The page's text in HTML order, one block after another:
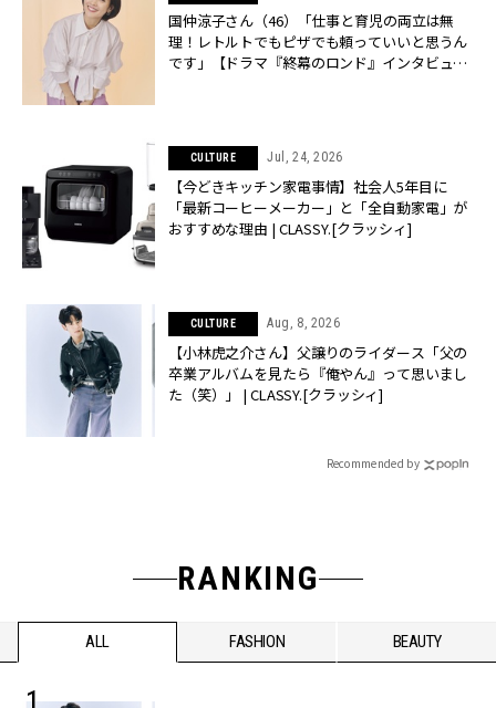
国仲涼子さん（46）「仕事と育児の両立は無
理！レトルトでもピザでも頼っていいと思うん
です」【ドラマ『終幕のロンド』インタビュ
CULTURE Jul, 24, 2026
【今どきキッチン家電事情】社会人5年目に
「最新コーヒーメーカー」と「全自動家電」が
おすすめな理由 | CLASSY.[クラッシィ]
CULTURE Aug, 8, 2026
【小林虎之介さん】父譲りのライダース「父の
卒業アルバムを見たら『俺やん』って思いまし
た（笑）」 | CLASSY.[クラッシィ]
Recommended by
RANKING
ALL FASHION BEAUTY